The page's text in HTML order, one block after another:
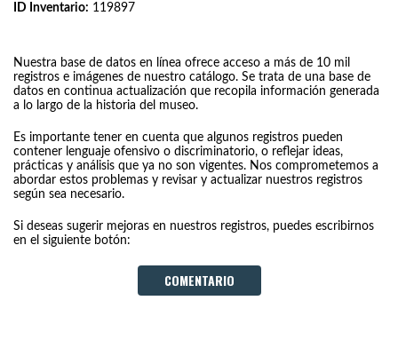
ID Inventario: 119897
Nuestra base de datos en línea ofrece acceso a más de 10 mil
registros e imágenes de nuestro catálogo. Se trata de una base de
datos en continua actualización que recopila información generada
a lo largo de la historia del museo.
Es importante tener en cuenta que algunos registros pueden
contener lenguaje ofensivo o discriminatorio, o reflejar ideas,
prácticas y análisis que ya no son vigentes. Nos comprometemos a
abordar estos problemas y revisar y actualizar nuestros registros
según sea necesario.
Si deseas sugerir mejoras en nuestros registros, puedes escribirnos
en el siguiente botón:
COMENTARIO